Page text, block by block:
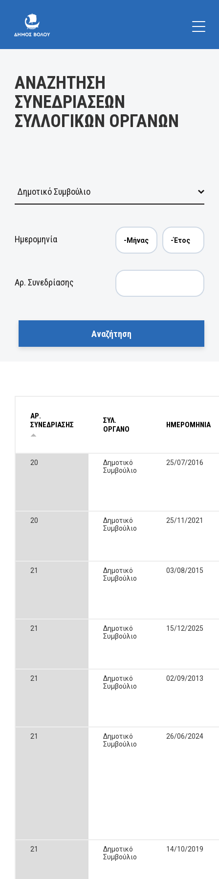
ΑΝΑΖΗΤΗΣΗ
ΣΥΝΕΔΡΙΑΣΕΩΝ
ΣΥΛΛΟΓΙΚΩΝ ΟΡΓΑΝΩΝ
Ημερομηνία
Αρ. Συνεδρίασης
ΑΡ.
ΣΥΝΕΔΡΙΑΣΗΣ
ΣΥΛ.
ΟΡΓΑΝΟ
ΗΜΕΡΟΜΗΝΙΑ
20
Δημοτικό
Συμβούλιο
25/07/2016
20
Δημοτικό
Συμβούλιο
25/11/2021
21
Δημοτικό
Συμβούλιο
03/08/2015
21
Δημοτικό
Συμβούλιο
15/12/2025
21
Δημοτικό
Συμβούλιο
02/09/2013
21
Δημοτικό
Συμβούλιο
26/06/2024
21
Δημοτικό
Συμβούλιο
14/10/2019